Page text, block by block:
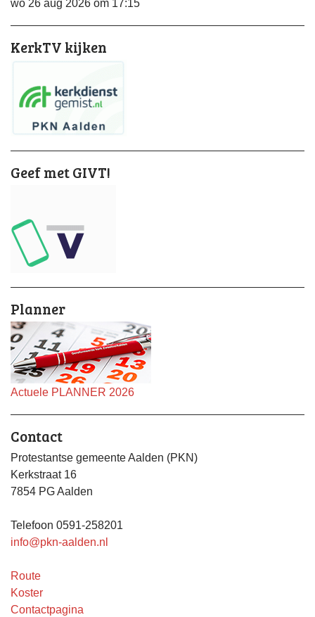
wo 26 aug 2026 om 17:15
KerkTV kijken
Geef met GIVT!
Planner
Actuele PLANNER 2026
Contact
Protestantse gemeente Aalden (PKN)
Kerkstraat 16
7854 PG Aalden
Telefoon 0591-258201
info@pkn-aalden.nl
Route
Koster
Contactpagina